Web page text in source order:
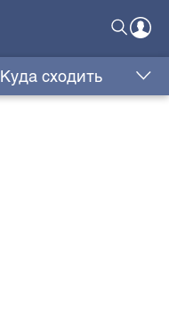
Куда сходить